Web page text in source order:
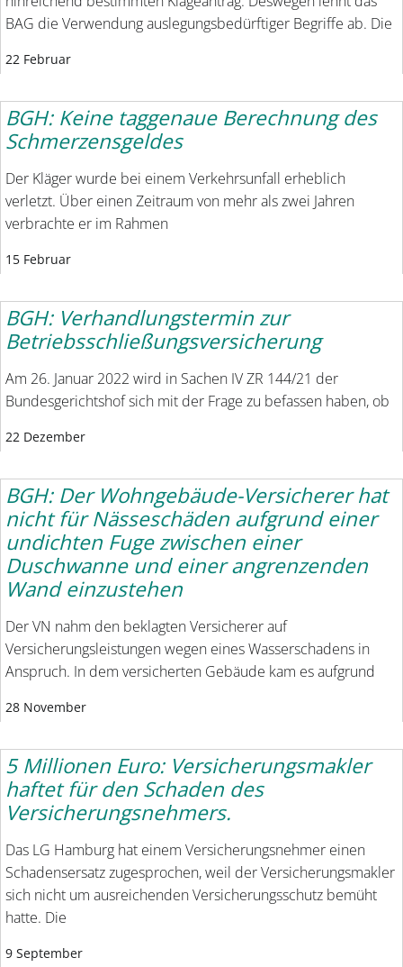
BAG die Verwendung auslegungsbedürftiger Begriffe ab. Die
22 Februar
BGH: Keine taggenaue Berechnung des
Schmerzensgeldes
Der Kläger wurde bei einem Verkehrsunfall erheblich
verletzt. Über einen Zeitraum von mehr als zwei Jahren
verbrachte er im Rahmen
15 Februar
BGH: Verhandlungstermin zur
Betriebsschließungsversicherung
Am 26. Januar 2022 wird in Sachen IV ZR 144/21 der
Bundesgerichtshof sich mit der Frage zu befassen haben, ob
22 Dezember
BGH: Der Wohngebäude-Versicherer hat
nicht für Nässeschäden aufgrund einer
undichten Fuge zwischen einer
Duschwanne und einer angrenzenden
Wand einzustehen
Der VN nahm den beklagten Versicherer auf
Versicherungsleistungen wegen eines Wasserschadens in
Anspruch. In dem versicherten Gebäude kam es aufgrund
28 November
5 Millionen Euro: Versicherungsmakler
haftet für den Schaden des
Versicherungsnehmers.
Das LG Hamburg hat einem Versicherungsnehmer einen
Schadensersatz zugesprochen, weil der Versicherungsmakler
sich nicht um ausreichenden Versicherungsschutz bemüht
hatte. Die
9 September